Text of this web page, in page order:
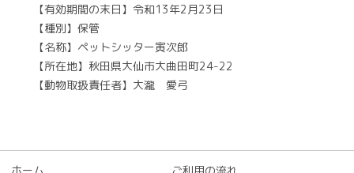
【有効期間の末日】令和13年2月23日
【種別】保管
【名称】ペットシッター寅次郎
【所在地】秋田県大仙市大曲田町24-22
【動物取扱責任者】大瀧 愛弓